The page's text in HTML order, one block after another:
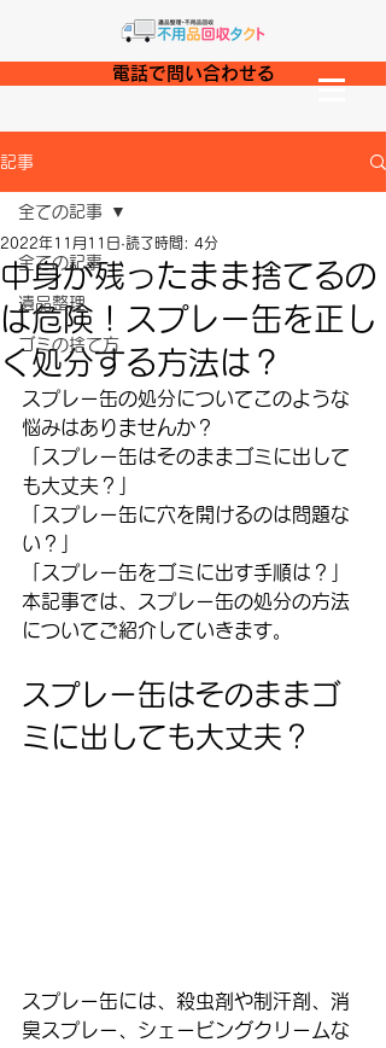
電話で問い合わせる
記事
全ての記事
遺品整理
ゴミの捨て方
全ての記事
中身が残ったまま捨てるの
は危険！スプレー缶を正し
く処分する方法は？
2022年11月11日 読了時間: 4分
スプレー缶の処分についてこのような
悩みはありませんか？
「スプレー缶はそのままゴミに出して
も大丈夫？」
「スプレー缶に穴を開けるのは問題な
い？」
「スプレー缶をゴミに出す手順は？」
本記事では、スプレー缶の処分の方法
についてご紹介していきます。
スプレー缶はそのままゴ
ミに出しても大丈夫？
スプレー缶には、殺虫剤や制汗剤、消
臭スプレー、シェービングクリームな